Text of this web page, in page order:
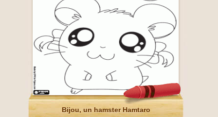
Bijou, un hamster Hamtaro